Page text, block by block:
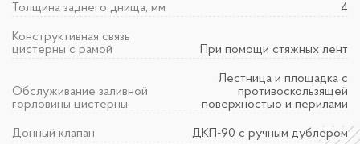
Толщина заднего днища, мм 4
Конструктивная связь
цистерны с рамой
При помощи стяжных лент
Обслуживание заливной
горловины цистерны
Лестница и площадка с
противоскользящей
поверхностью и перилами
Донный клапан ДКП-90 с ручным дублером